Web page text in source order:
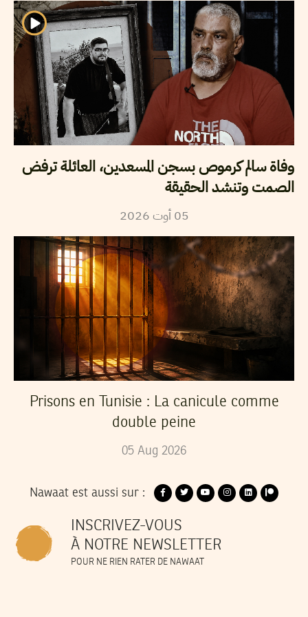
وفاة سالم كرموص بسجن المسعدين، العائلة ترفض
الصمت وتنشد الحقيقة
05 أوت2026
Prisons en Tunisie : La canicule comme
double peine
05 Aug 2026
Nawaat est aussi sur :
INSCRIVEZ-VOUS
À NOTRE NEWSLETTER
POUR NE RIEN RATER DE NAWAAT